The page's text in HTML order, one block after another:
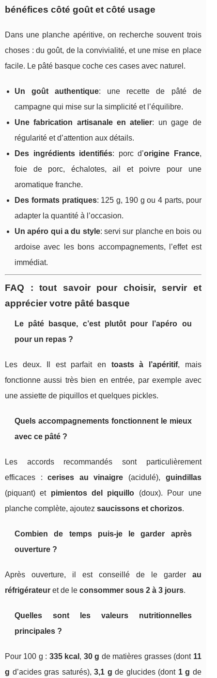
bénéfices côté goût et côté usage
Dans une planche apéritive, on recherche souvent trois
choses : du goût, de la convivialité, et une mise en place
facile. Le pâté basque coche ces cases avec naturel.
Un goût authentique: une recette de pâté de
campagne qui mise sur la simplicité et l’équilibre.
Une fabrication artisanale en atelier: un gage de
régularité et d’attention aux détails.
Des ingrédients identifiés: porc d’origine France,
foie de porc, échalotes, ail et poivre pour une
aromatique franche.
Des formats pratiques: 125 g, 190 g ou 4 parts, pour
adapter la quantité à l’occasion.
Un apéro qui a du style: servi sur planche en bois ou
ardoise avec les bons accompagnements, l’effet est
immédiat.
FAQ : tout savoir pour choisir, servir et
apprécier votre pâté basque
Le pâté basque, c’est plutôt pour l’apéro ou
pour un repas ?
Les deux. Il est parfait en toasts à l’apéritif, mais
fonctionne aussi très bien en entrée, par exemple avec
une assiette de piquillos et quelques pickles.
Quels accompagnements fonctionnent le mieux
avec ce pâté ?
Les accords recommandés sont particulièrement
efficaces :cerises au vinaigre (acidulé), guindillas
(piquant) et pimientos del piquillo (doux). Pour une
planche complète, ajoutez saucissons et chorizos.
Combien de temps puis-je le garder après
ouverture ?
Après ouverture, il est conseillé de le garder au
réfrigérateur et de le consommer sous 2 à 3 jours.
Quelles sont les valeurs nutritionnelles
principales ?
Pour 100 g : 335 kcal , 30 g de matières grasses (dont 11
g d’acides gras saturés),3,1 g de glucides (dont 1 g de